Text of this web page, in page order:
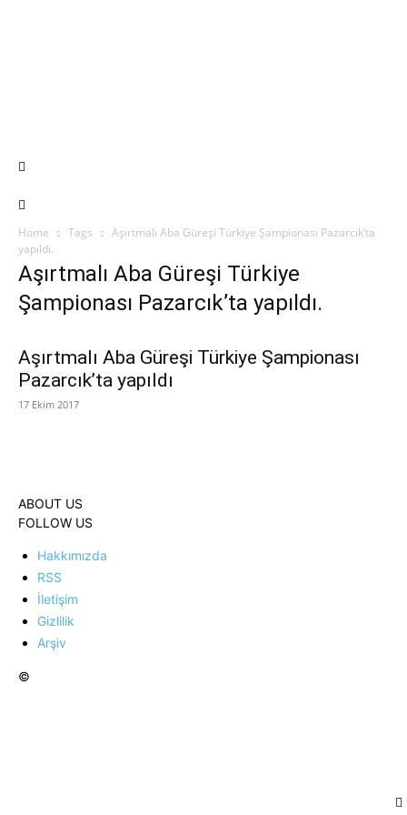
Home Tags
Aşırtmalı Aba Güreşi Türkiye Şampionası Pazarcık’ta
yapıldı.
Aşırtmalı Aba Güreşi Türkiye
Şampionası Pazarcık’ta yapıldı.
Aşırtmalı Aba Güreşi Türkiye Şampionası
Pazarcık’ta yapıldı
17 Ekim 2017
ABOUT US
FOLLOW US
Hakkımızda
RSS
İletişim
Gizlilik
Arşiv
©